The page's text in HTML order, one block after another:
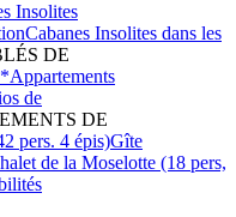
Insolites
Cabanes Insolites dans les
DE
Appartements
de
DE
pers. 4 épis)Gîte
de la Moselotte (18 pers,